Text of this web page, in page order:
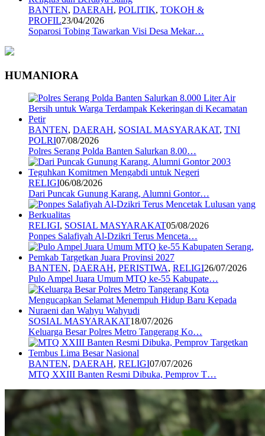
BANTEN, DAERAH, POLITIK, TOKOH &
PROFIL23/04/2026
Soparosi Tobing Tawarkan Visi Desa Mekar…
HUMANIORA
BANTEN, DAERAH, SOSIAL MASYARAKAT, TNI
POLRI07/08/2026
Polres Serang Polda Banten Salurkan 8.00…
RELIGI06/08/2026
Dari Puncak Gunung Karang, Alumni Gontor…
RELIGI, SOSIAL MASYARAKAT05/08/2026
Ponpes Salafiyah Al-Dzikri Terus Menceta…
BANTEN, DAERAH, PERISTIWA, RELIGI26/07/2026
Pulo Ampel Juara Umum MTQ ke-55 Kabupate…
SOSIAL MASYARAKAT18/07/2026
Keluarga Besar Polres Metro Tangerang Ko…
BANTEN, DAERAH, RELIGI07/07/2026
MTQ XXIII Banten Resmi Dibuka, Pemprov T…